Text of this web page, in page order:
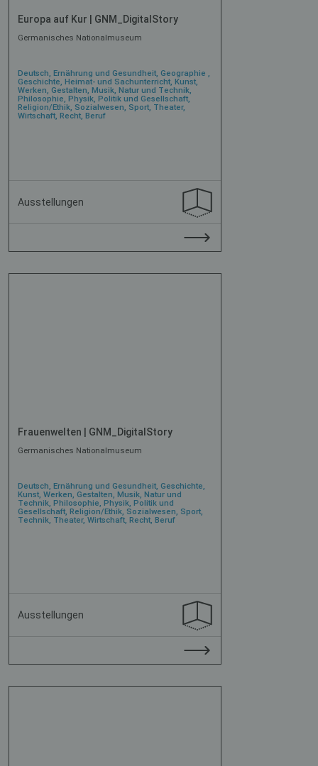
Europa auf Kur | GNM_DigitalStory
Germanisches Nationalmuseum
Deutsch, Ernährung und Gesundheit, Geographie ,
Geschichte, Heimat- und Sachunterricht, Kunst,
Werken, Gestalten, Musik, Natur und Technik,
Philosophie, Physik, Politik und Gesellschaft,
Religion/Ethik, Sozialwesen, Sport, Theater,
Wirtschaft, Recht, Beruf
Ausstellungen
Frauenwelten | GNM_DigitalStory
Germanisches Nationalmuseum
Deutsch, Ernährung und Gesundheit, Geschichte,
Kunst, Werken, Gestalten, Musik, Natur und
Technik, Philosophie, Physik, Politik und
Gesellschaft, Religion/Ethik, Sozialwesen, Sport,
Technik, Theater, Wirtschaft, Recht, Beruf
Ausstellungen